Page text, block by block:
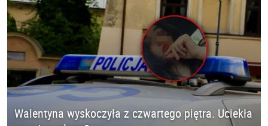
Walentyna wyskoczyła z czwartego piętra. Uciekła